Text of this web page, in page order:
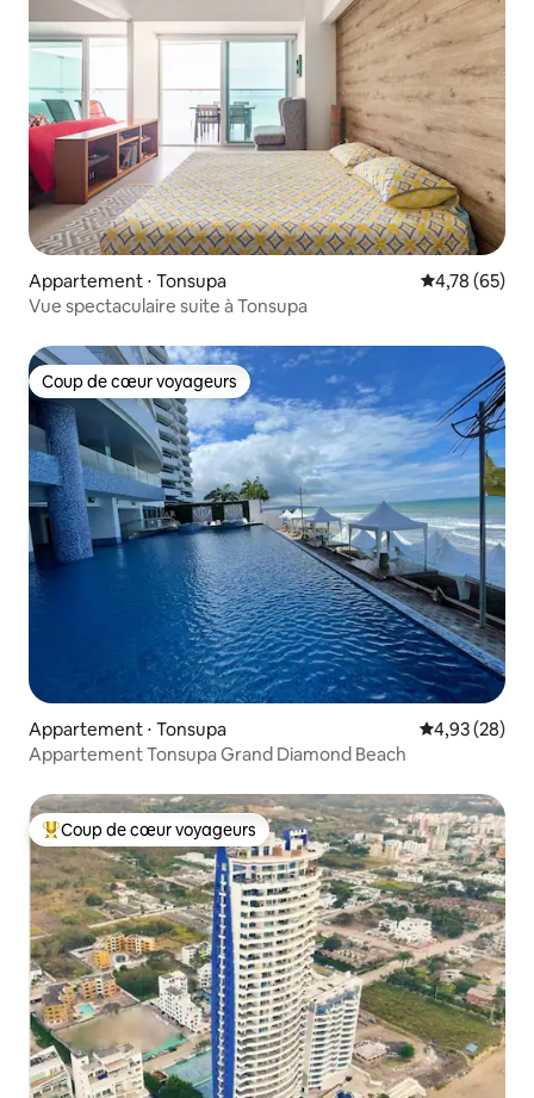
Appartement ⋅ Tonsupa Évaluation
4,78 (65)
Vue spectaculaire suite à Tonsupa
Coup de cœur voyageurs
Coup de cœur voyageurs
Appartement ⋅ Tonsupa Évaluation
4,93 (28)
Appartement Tonsupa Grand Diamond Beach
Coups de cœur voyageurs les plus appréciés
Coup de cœur voyageurs